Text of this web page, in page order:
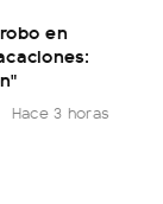
en
Hace 3 horas